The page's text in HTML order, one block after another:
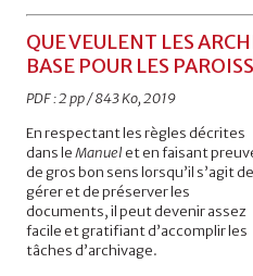
QUE VEULENT LES
BASE POUR LES
PDF : 2 pp / 843 Ko, 2019
En respectant les règles décrites
dans leManuelet en faisant
de gros bon sens lorsqu’il s’agit de
gérer et de préserver les
documents, il peut devenir assez
facile et gratifiant d’accomplir les
tâches d’archivage.